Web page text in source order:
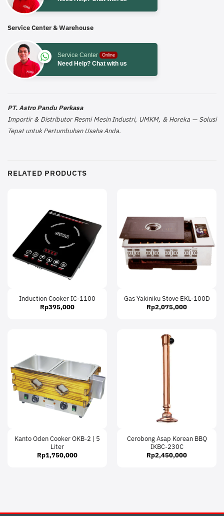
Service Center & Warehouse
Service Center Online
Need Help? Chat with us
PT. Astro Pandu Perkasa
Importir & Distributor Resmi Mesin Industri, UMKM, & Horeka — Solusi
Tepat untuk Pertumbuhan Usaha Anda.
RELATED PRODUCTS
Induction Cooker IC-1100
Rp395,000
Gas Yakiniku Stove EKL-100D
Rp2,075,000
Kanto Oden Cooker OKB-2 | 5
Liter
Rp1,750,000
Cerobong Asap Korean BBQ
IKBC-230C
Rp2,450,000